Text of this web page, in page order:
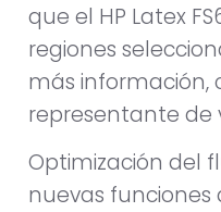
que el HP Latex
regiones
más información,
representante de
Optimización del
nuevas funciones